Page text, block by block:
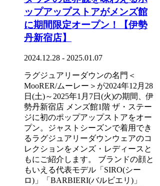
ップアップストアがメンズ館
に期間限定オープン！【伊勢
丹新宿店】
2024.12.28 - 2025.01.07
ラグジュアリーダウンの名門＜
MooRER/ムーレー＞が2024年12月28
日(土)～2025年1月7日(火)の期間、伊
勢丹新宿店 メンズ館1階 ザ・ステー
ジに初のポップアップストアをオー
プン。ジャストシーズンで着用でき
るラグジュアリーダウンウェアのコ
レクションをメンズ・レディースと
もにご紹介します。 ブランドの顔と
もいえる代表モデル「SIRO(シー
ロ)」「BARBIERI(バルビエリ)」